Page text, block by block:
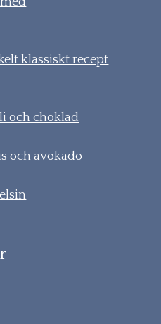
klassiskt recept
och choklad
och avokado